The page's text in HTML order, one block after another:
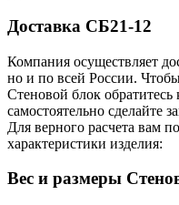
Доставка СБ21-12
Компания осуществляет
но и по всей России.
Стеновой блок
самостоятельно сделайте
Для верного расчета вам
характеристики изделия:
Вес и размеры